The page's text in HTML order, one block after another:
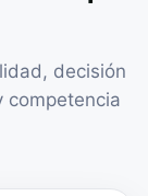
decisión
competencia